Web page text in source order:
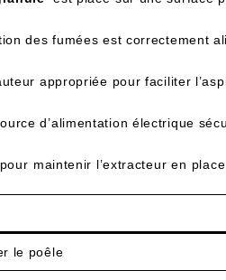
des ‍fumées est correctement
appropriée pour faciliter
d’alimentation électrique
maintenir l’extracteur en ⁤place.
le poêle